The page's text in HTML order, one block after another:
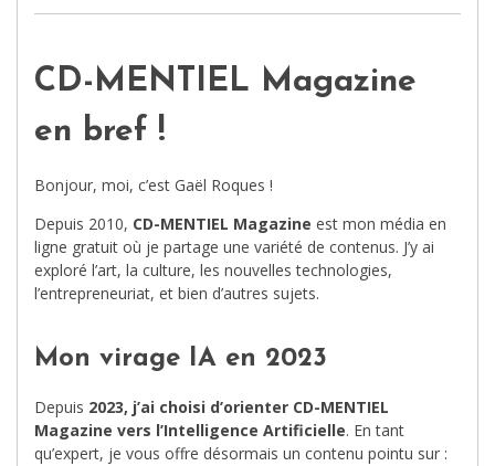
CD-MENTIEL Magazine
en bref !
Bonjour, moi, c’est Gaël Roques !
Depuis 2010, CD-MENTIEL Magazine est mon média en
ligne gratuit où je partage une variété de contenus. J’y ai
exploré l’art, la culture, les nouvelles technologies,
l’entrepreneuriat, et bien d’autres sujets.
Mon virage IA en 2023
Depuis 2023, j’ai choisi d’orienter CD-MENTIEL
Magazine vers l’Intelligence Artificielle. En tant
qu’expert, je vous offre désormais un contenu pointu sur :